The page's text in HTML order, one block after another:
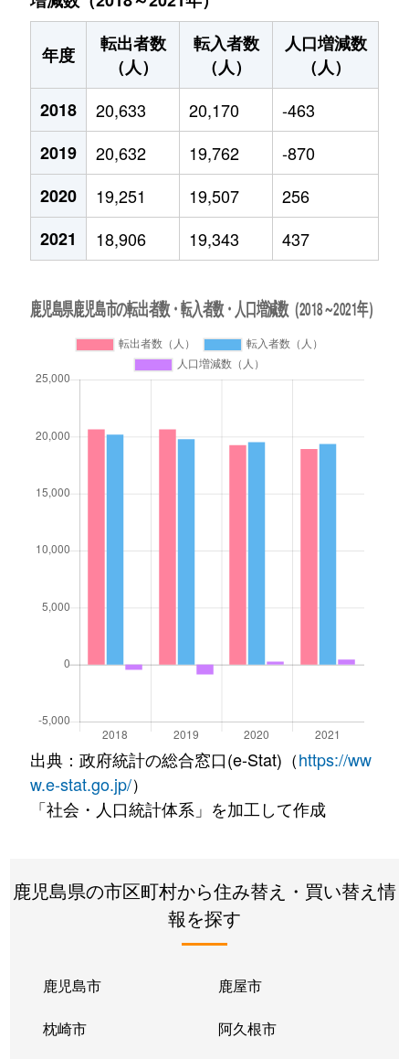
年度
転出者数
（人）
転入者数
（人）
人口増減数
（人）
2018
20,633 20,170
-463
2019
20,632 19,762
-870
2020
19,251 19,507
256
2021
18,906 19,343 437
出典：政府統計の総合窓口(e-Stat)（https://ww
w.e-stat.go.jp/）
「社会・人口統計体系」を加工して作成
鹿児島県の市区町村から住み替え・買い替え情
報を探す
鹿児島市 鹿屋市
枕崎市 阿久根市